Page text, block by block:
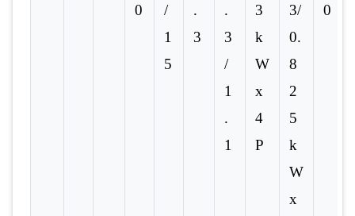
0
/
1
5
.
3
.
3
/
1
.
1
3
k
W
x
4
P
3/
0.
8
2
5
k
W
x
0